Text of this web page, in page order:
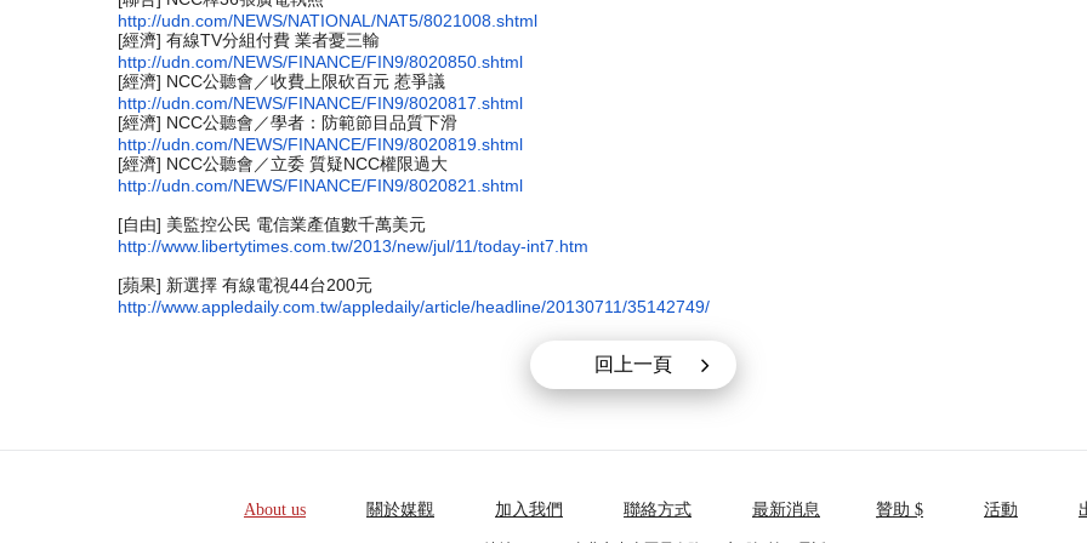
http://udn.com/NEWS/NATIONAL/NAT5/8021008.shtml
[經濟] 有線TV分組付費 業者憂三輸
http://udn.com/NEWS/FINANCE/FIN9/8020850.shtml
[經濟] NCC公聽會／收費上限砍百元 惹爭議
http://udn.com/NEWS/FINANCE/FIN9/8020817.shtml
[經濟] NCC公聽會／學者：防範節目品質下滑
http://udn.com/NEWS/FINANCE/FIN9/8020819.shtml
[經濟] NCC公聽會／立委 質疑NCC權限過大
http://udn.com/NEWS/FINANCE/FIN9/8020821.shtml
[自由] 美監控公民 電信業產值數千萬美元
http://www.libertytimes.com. tw/2013/new/jul/11/today-int7. htm
[蘋果] 新選擇 有線電視44台200元
http://www.appledaily.com.tw/appledaily/article/headline/20130711/35142749/
回上一頁
About us 關於媒觀 加入我們 聯絡方式 最新消息 贊助 $ 活動